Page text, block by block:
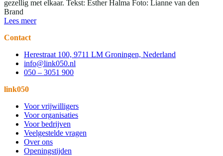
gezellig met elkaar. Tekst: Esther Halma Foto: Lianne van den
Brand
Lees meer
Contact
Herestraat 100, 9711 LM Groningen, Nederland
info@link050.nl
050 – 3051 900
link050
Voor vrijwilligers
Voor organisaties
Voor bedrijven
Veelgestelde vragen
Over ons
Openingstijden